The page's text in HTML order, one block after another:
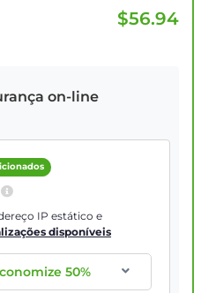
$56.94
on-line
IP estático e
disponíveis
50%